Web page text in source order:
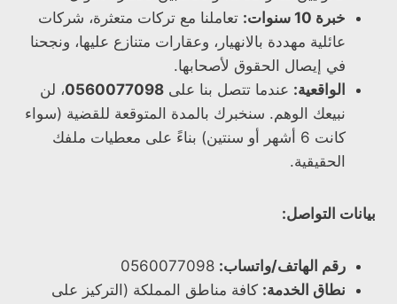
خبرة 10 سنوات:
تعاملنا مع تركات متعثرة، شركات
عائلية مهددة بالانهيار، وعقارات متنازع عليها، ونجحنا
في إيصال الحقوق لأصحابها.
الواقعية: عندما تتصل بنا على 0560077098، لن
نبيعك الوهم. سنخبرك بالمدة المتوقعة للقضية (سواء
كانت 6 أشهر أو سنتين) بناءً على معطيات ملفك
الحقيقية.
بيانات التواصل:
رقم الهاتف/واتساب:
نطاق الخدمة: كافة مناطق المملكة (التركيز على